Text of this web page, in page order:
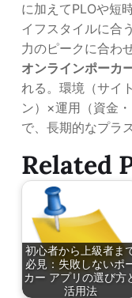
に加えてPLOや短
イフスタイルに合
力のピークに合わ
オンラインポーカ
れる。環境（サイ
ン）×運用（資金
で、長期的なプラ
Related
初心者から上級者ま
必見：失敗しないポ
カー アプリの選び方
活用法